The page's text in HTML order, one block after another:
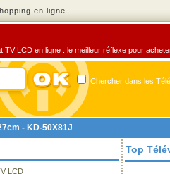
en ligne.
TV LCD en ligne : le meilleur réflexe pour
Chercher dans les
- KD-50X81J
LCD
Top